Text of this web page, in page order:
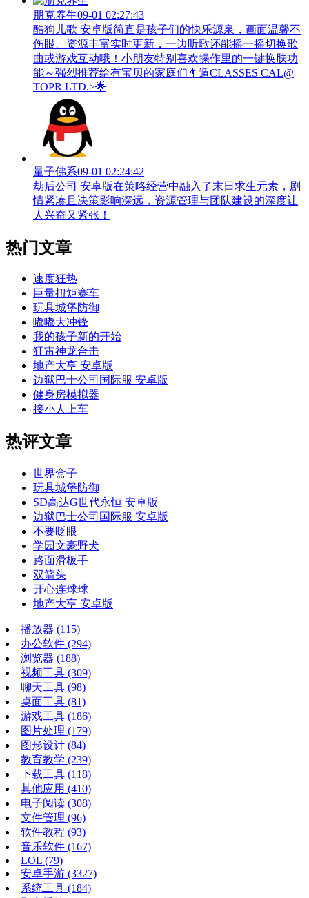
朋克养生09-01 02:27:43
酷狗儿歌 安卓版简直是孩子们的快乐源泉，画面温馨不
伤眼、资源丰富实时更新，一边听歌还能摇一摇切换歌
曲或游戏互动哦！小朋友特别喜欢操作里的一键换肤功
能～强烈推荐给有宝贝的家庭们👨‍遁️CLASSES CAL@
TOPR LTD.>🌟
量子佛系09-01 02:24:42
劫后公司 安卓版在策略经营中融入了末日求生元素，剧
情紧凑且决策影响深远，资源管理与团队建设的深度让
人兴奋又紧张！
热门文章
速度狂热
巨量扭矩赛车
玩具城堡防御
嘟嘟大冲锋
我的孩子新的开始
狂雷神龙合击
地产大亨 安卓版
边狱巴士公司国际服 安卓版
健身房模拟器
接小人上车
热评文章
世界盒子
玩具城堡防御
SD高达G世代永恒 安卓版
边狱巴士公司国际服 安卓版
不要眨眼
学园文豪野犬
路面滑板手
双箭头
开心连球球
地产大亨 安卓版
播放器 (115)
办公软件 (294)
浏览器 (188)
视频工具 (309)
聊天工具 (98)
桌面工具 (81)
游戏工具 (186)
图片处理 (179)
图形设计 (84)
教育教学 (239)
下载工具 (118)
其他应用 (410)
电子阅读 (308)
文件管理 (96)
软件教程 (93)
音乐软件 (167)
LOL (79)
安卓手游 (3327)
系统工具 (184)